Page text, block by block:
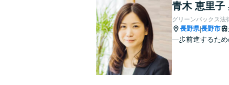
青木 恵里子
グリーンバックス法
長野県|長野市
一歩前進するた